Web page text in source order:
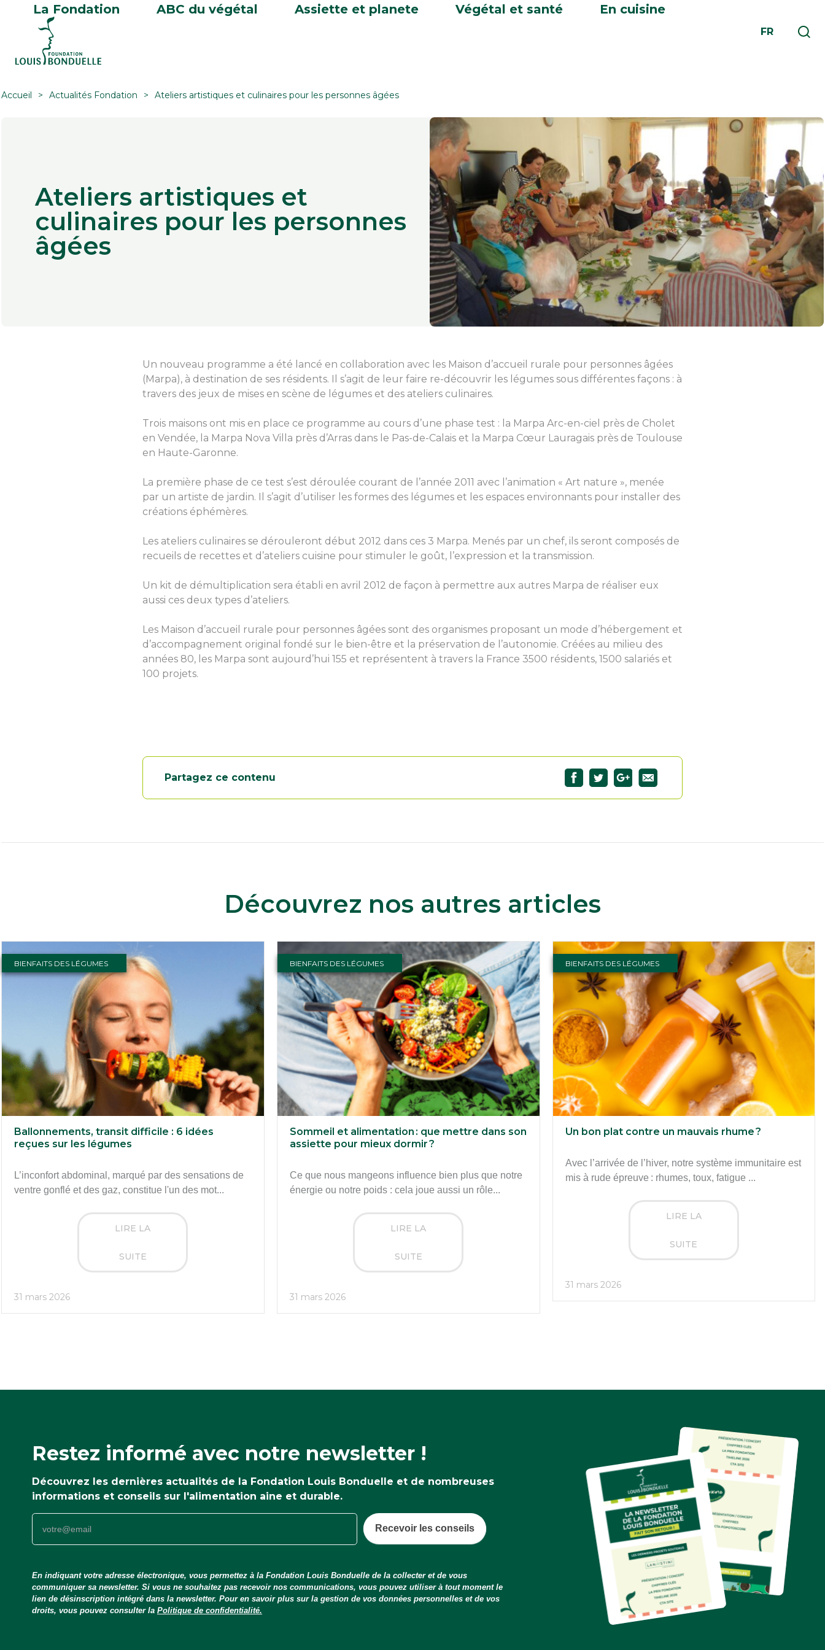
La Fondation ABC du végétal Assiette et planete Végétal et santé En cuisine
FR
Accueil Actualités Fondation Ateliers artistiques et culinaires pour les personnes âgées
Ateliers artistiques et
culinaires pour les personnes
âgées
Un nouveau programme a été lancé en collaboration avec les Maison d’accueil rurale pour personnes âgées
(Marpa), à destination de ses résidents. Il s’agit de leur faire re-découvrir les légumes sous différentes façons : à
travers des jeux de mises en scène de légumes et des ateliers culinaires.
Trois maisons ont mis en place ce programme au cours d’une phase test : la Marpa Arc-en-ciel près de Cholet
en Vendée, la Marpa Nova Villa près d’Arras dans le Pas-de-Calais et la Marpa Cœur Lauragais près de Toulouse
en Haute-Garonne.
La première phase de ce test s’est déroulée courant de l’année 2011 avec l’animation « Art nature », menée
par un artiste de jardin. Il s’agit d’utiliser les formes des légumes et les espaces environnants pour installer des
créations éphémères.
Les ateliers culinaires se dérouleront début 2012 dans ces 3 Marpa. Menés par un chef, ils seront composés de
recueils de recettes et d’ateliers cuisine pour stimuler le goût, l’expression et la transmission.
Un kit de démultiplication sera établi en avril 2012 de façon à permettre aux autres Marpa de réaliser eux
aussi ces deux types d’ateliers.
Les Maison d’accueil rurale pour personnes âgées sont des organismes proposant un mode d’hébergement et
d’accompagnement original fondé sur le bien-être et la préservation de l’autonomie. Créées au milieu des
années 80, les Marpa sont aujourd’hui 155 et représentent à travers la France 3500 résidents, 1500 salariés et
100 projets.
Partagez ce contenu
Découvrez nos autres articles
BIENFAITS DES LÉGUMES
Ballonnements, transit difficile : 6 idées
reçues sur les légumes
L’inconfort abdominal, marqué par des sensations de
ventre gonflé et des gaz, constitue l'un des mot...
LIRE LA
SUITE
31 mars 2026
BIENFAITS DES LÉGUMES
Sommeil et alimentation : que mettre dans son
assiette pour mieux dormir ?
Ce que nous mangeons influence bien plus que notre
énergie ou notre poids : cela joue aussi un rôle...
LIRE LA
SUITE
31 mars 2026
BIENFAITS DES LÉGUMES
Un bon plat contre un mauvais rhume ?
Avec l’arrivée de l’hiver, notre système immunitaire est
mis à rude épreuve : rhumes, toux, fatigue ...
LIRE LA
SUITE
31 mars 2026
Restez informé avec notre newsletter !
Découvrez les dernières actualités de la Fondation Louis Bonduelle et de nombreuses
informations et conseils sur l'alimentation aine et durable.
Recevoir les conseils
En indiquant votre adresse électronique, vous permettez à la Fondation Louis Bonduelle de la collecter et de vous
communiquer sa newsletter. Si vous ne souhaitez pas recevoir nos communications, vous pouvez utiliser à tout moment le
lien de désinscription intégré dans la newsletter. Pour en savoir plus sur la gestion de vos données personnelles et de vos
droits, vous pouvez consulter la Politique de confidentialité.